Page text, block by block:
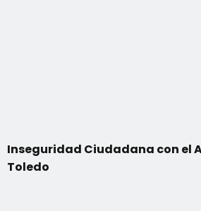
Inseguridad Ciudadana con el
Toledo